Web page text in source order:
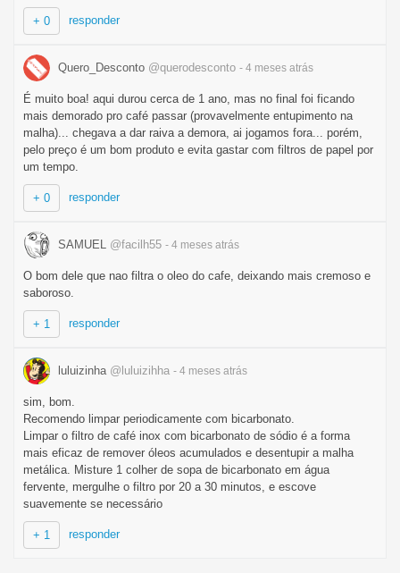
+ 0 responder
Quero_Desconto @querodesconto - 4 meses atrás
É muito boa! aqui durou cerca de 1 ano, mas no final foi ficando
mais demorado pro café passar (provavelmente entupimento na
malha)... chegava a dar raiva a demora, ai jogamos fora... porém,
pelo preço é um bom produto e evita gastar com filtros de papel por
um tempo.
+ 0 responder
SAMUEL @facilh55 - 4 meses atrás
O bom dele que nao filtra o oleo do cafe, deixando mais cremoso e
saboroso.
+ 1 responder
luluizinha @luluizihha - 4 meses atrás
sim, bom.
Recomendo limpar periodicamente com bicarbonato.
Limpar o filtro de café inox com bicarbonato de sódio é a forma
mais eficaz de remover óleos acumulados e desentupir a malha
metálica. Misture 1 colher de sopa de bicarbonato em água
fervente, mergulhe o filtro por 20 a 30 minutos, e escove
suavemente se necessário
+ 1 responder